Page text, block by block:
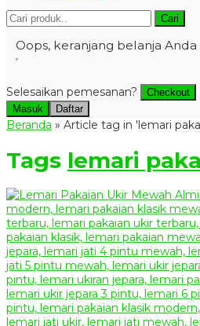
Cari
Oops, keranjang belanja Anda
Selesaikan pemesanan?
Checkout
Masuk
Daftar
Beranda » Article tag in 'lemari
Tags lemari